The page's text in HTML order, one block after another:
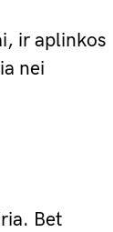
ir aplinkos
nei
Bet